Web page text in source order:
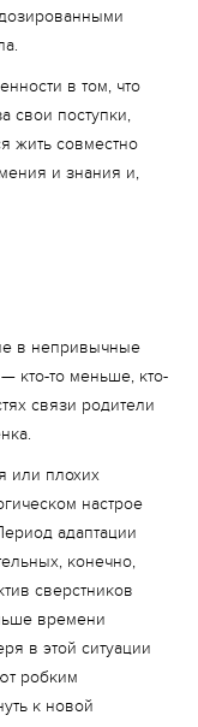
в том, что
свои поступки,
жить совместно
и знания и,
в непривычные
кто-то меньше, кто-
связи родители
или плохих
настрое
адаптации
конечно,
сверстников
времени
в этой ситуации
робким
к новой